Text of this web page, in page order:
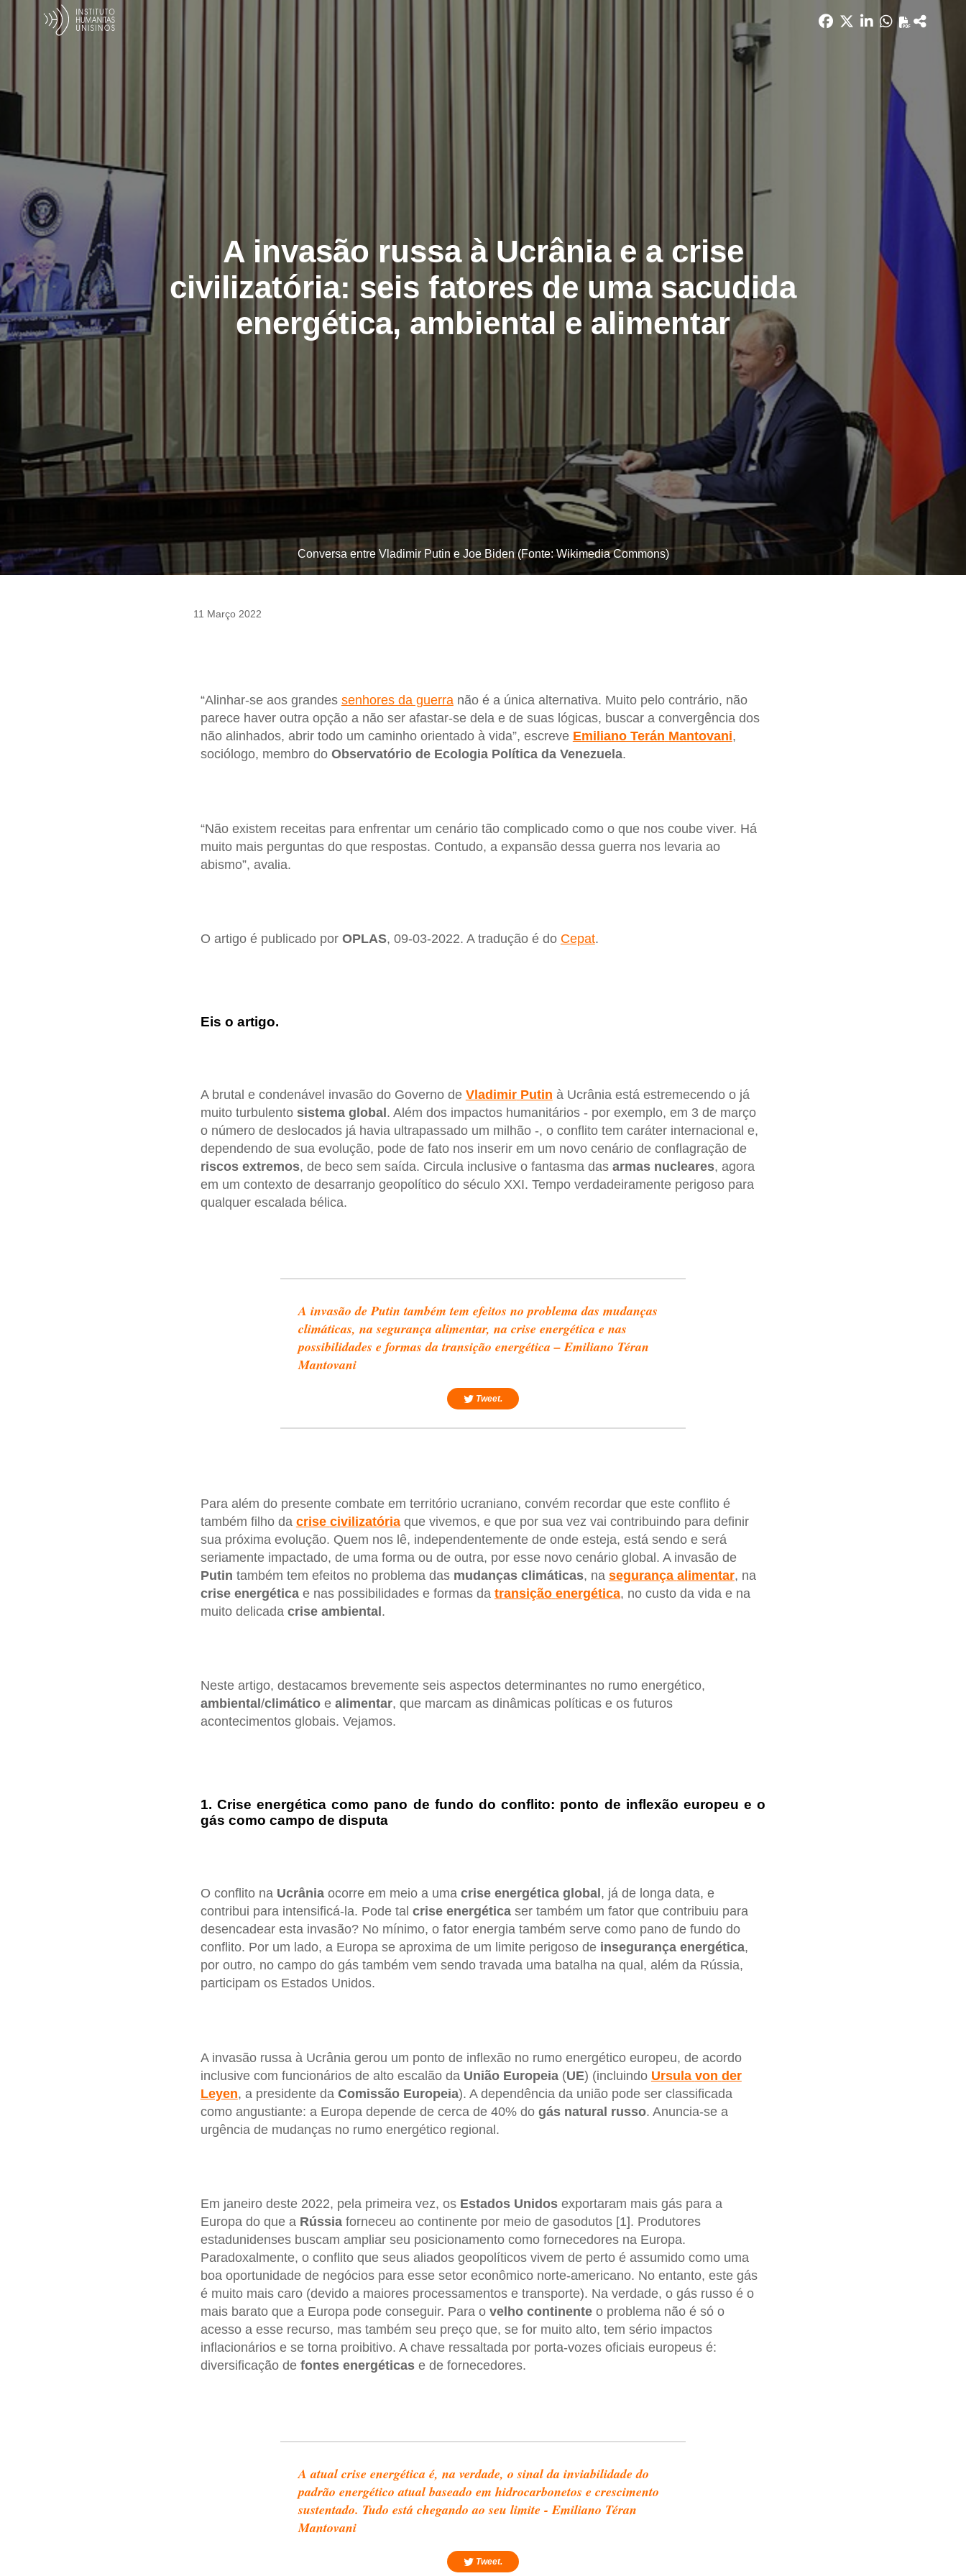
A invasão russa à Ucrânia e a crise
civilizatória: seis fatores de uma sacudida
energética, ambiental e alimentar
Conversa entre Vladimir Putin e Joe Biden (Fonte: Wikimedia Commons)
11 Março 2022
“Alinhar-se aos grandes senhores da guerranão é a única alternativa. Muito pelo contrário, não
parece haver outra opção a não ser afastar-se dela e de suas lógicas, buscar a convergência dos
não alinhados, abrir todo um caminho orientado à vida”, escreve Emiliano Terán Mantovani,
sociólogo, membro do Observatório de Ecologia Política da Venezuela.
“Não existem receitas para enfrentar um cenário tão complicado como o que nos coube viver. Há
muito mais perguntas do que respostas. Contudo, a expansão dessa guerra nos levaria ao
abismo”, avalia.
O artigo é publicado por OPLAS, 09-03-2022. A tradução é do Cepat.
Eis o artigo.
A brutal e condenável invasão do Governo de Vladimir Putin à Ucrânia está estremecendo o já
muito turbulento sistema global . Além dos impactos humanitários - por exemplo, em 3 de março
o número de deslocados já havia ultrapassado um milhão -, o conflito tem caráter internacional e,
dependendo de sua evolução, pode de fato nos inserir em um novo cenário de conflagração de
riscos extremos, de beco sem saída. Circula inclusive o fantasma das armas nucleares, agora
em um contexto de desarranjo geopolítico do século XXI. Tempo verdadeiramente perigoso para
qualquer escalada bélica.
A invasão de Putin também tem efeitos no problema das mudanças
climáticas, na segurança alimentar, na crise energética e nas
possibilidades e formas da transição energética – Emiliano Téran
Mantovani
Tweet.
Para além do presente combate em território ucraniano, convém recordar que este conflito é
também filho da crise civilizatóriaque vivemos, e que por sua vez vai contribuindo para definir
sua próxima evolução. Quem nos lê, independentemente de onde esteja, está sendo e será
seriamente impactado, de uma forma ou de outra, por esse novo cenário global. A invasão de
Putin também tem efeitos no problema das mudanças climáticas, na segurança alimentar, na
crise energéticae nas possibilidades e formas da transição energética, no custo da vida e na
muito delicada crise ambiental .
Neste artigo, destacamos brevemente seis aspectos determinantes no rumo energético,
ambiental /climáticoe alimentar, que marcam as dinâmicas políticas e os futuros
acontecimentos globais. Vejamos.
1. Crise energética como pano de fundo do conflito: ponto de inflexão europeu e o
gás como campo de disputa
O conflito na Ucrâniaocorre em meio a uma crise energética global , já de longa data, e
contribui para intensificá-la. Pode tal crise energéticaser também um fator que contribuiu para
desencadear esta invasão? No mínimo, o fator energia também serve como pano de fundo do
conflito. Por um lado, a Europa se aproxima de um limite perigoso de insegurança energética,
por outro, no campo do gás também vem sendo travada uma batalha na qual, além da Rússia,
participam os Estados Unidos.
A invasão russa à Ucrânia gerou um ponto de inflexão no rumo energético europeu, de acordo
inclusive com funcionários de alto escalão da União Europeia(UE) (incluindo Ursula von der
Leyen, a presidente da Comissão Europeia). A dependência da união pode ser classificada
como angustiante: a Europa depende de cerca de 40% do gás natural russo. Anuncia-se a
urgência de mudanças no rumo energético regional.
Em janeiro deste 2022, pela primeira vez, os Estados Unidosexportaram mais gás para a
Europa do que a Rússiaforneceu ao continente por meio de gasodutos [1]. Produtores
estadunidenses buscam ampliar seu posicionamento como fornecedores na Europa.
Paradoxalmente, o conflito que seus aliados geopolíticos vivem de perto é assumido como uma
boa oportunidade de negócios para esse setor econômico norte-americano. No entanto, este gás
é muito mais caro (devido a maiores processamentos e transporte). Na verdade, o gás russo é o
mais barato que a Europa pode conseguir. Para o velho continenteo problema não é só o
acesso a esse recurso, mas também seu preço que, se for muito alto, tem sério impactos
inflacionários e se torna proibitivo. A chave ressaltada por porta-vozes oficiais europeus é:
diversificação de fontes energéticase de fornecedores.
A atual crise energética é, na verdade, o sinal da inviabilidade do
padrão energético atual baseado em hidrocarbonetos e crescimento
sustentado. Tudo está chegando ao seu limite - Emiliano Téran
Mantovani
Tweet.